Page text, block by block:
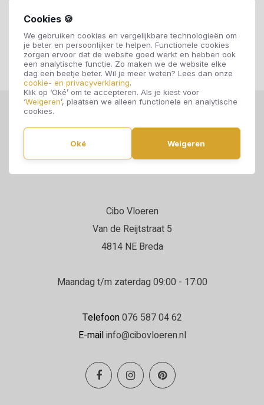
Cookies 🍪
We gebruiken cookies en vergelijkbare technologieën om
je beter en persoonlijker te helpen. Functionele cookies
zorgen ervoor dat de website goed werkt en hebben ook
een analytische functie. Zo maken we de website elke
dag een beetje beter. Wil je meer weten? Lees dan onze
cookie- en privacyverklaring.
Klik op ‘Oké’ om te accepteren. Als je kiest voor
‘Weigeren’, plaatsen we alleen functionele en analytische
cookies.
Oké Weigeren
Cibo Vloeren
Van de Reijtstraat 5
4814 NE Breda
Maandag t/m zaterdag 09:00 - 17:00
Telefoon076 587 04 62
E-mailinfo@cibovloeren.nl